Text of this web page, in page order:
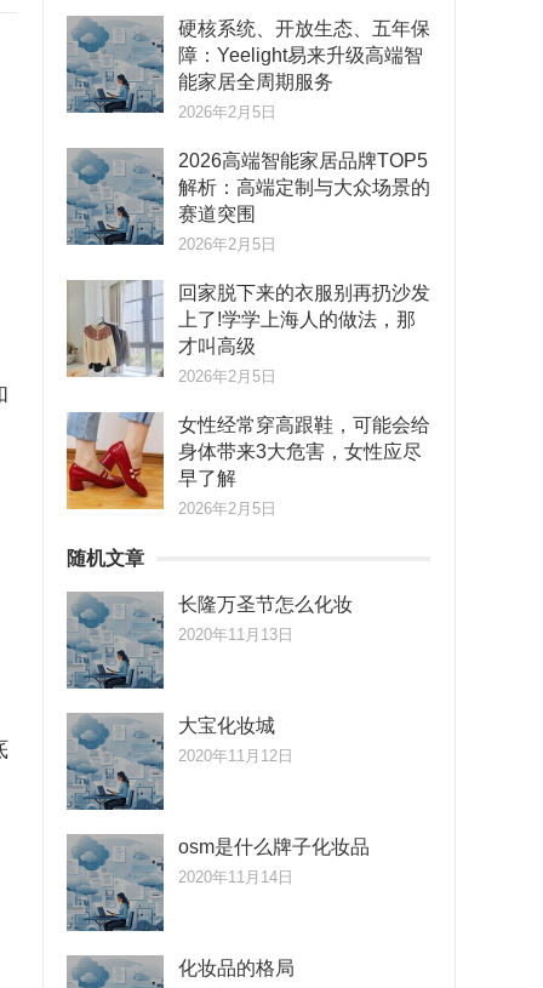
硬核系统、开放生态、五年保
障：Yeelight易来升级高端智
能家居全周期服务
2026年2月5日
2026高端智能家居品牌TOP5
解析：高端定制与大众场景的
赛道突围
2026年2月5日
回家脱下来的衣服别再扔沙发
上了!学学上海人的做法，那
才叫高级
2026年2月5日
女性经常穿高跟鞋，可能会给
身体带来3大危害，女性应尽
早了解
2026年2月5日
随机文章
长隆万圣节怎么化妆
2020年11月13日
大宝化妆城
2020年11月12日
osm是什么牌子化妆品
2020年11月14日
化妆品的格局